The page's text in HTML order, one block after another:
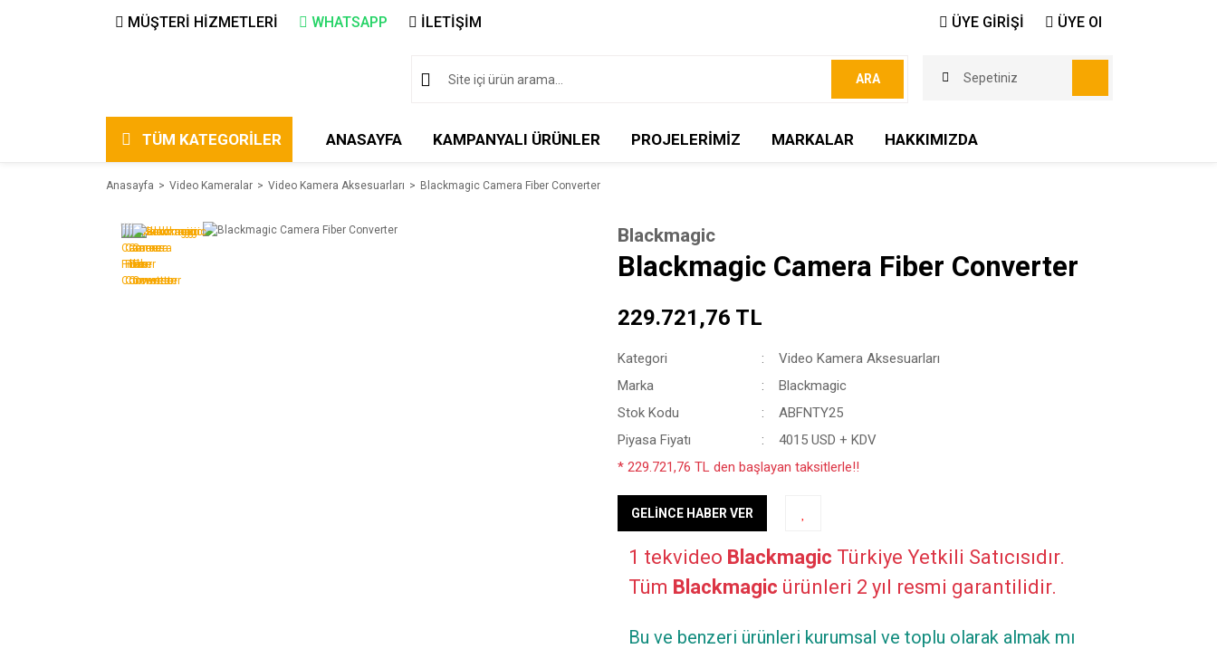
MÜŞTERİ HİZMETLERİ WHATSAPP İLETİŞİM ÜYE GİRİŞİ ÜYE Ol
ARA Sepetiniz
TÜM KATEGORİLER ANASAYFA KAMPANYALI ÜRÜNLER PROJELERİMİZ MARKALAR HAKKIMIZDA
Anasayfa Video Kameralar Video Kamera Aksesuarları Blackmagic Camera Fiber Converter
Blackmagic
Blackmagic Camera Fiber Converter
229.721,76 TL
Kategori
Video Kamera Aksesuarları
Marka
Blackmagic
Stok Kodu
ABFNTY25
Piyasa Fiyatı
4015 USD + KDV
* 229.721,76 TL den başlayan taksitlerle!!
GELİNCE HABER VER
1 tekvideo Blackmagic Türkiye Yetkili Satıcısıdır.
Tüm Blackmagic ürünleri 2 yıl resmi garantilidir.
Bu ve benzeri ürünleri kurumsal ve toplu olarak almak mı